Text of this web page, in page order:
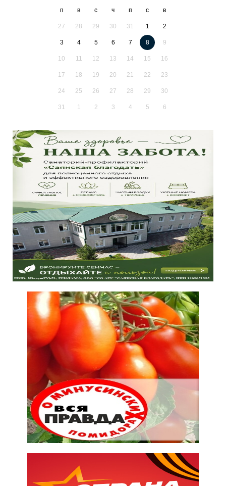
п в с ч п с в
27 28 29 30 31 1 2
3 4 5 6 7 8 9
10 11 12 13 14 15 16
17 18 19 20 21 22 23
24 25 26 27 28 29 30
31 1 2 3 4 5 6